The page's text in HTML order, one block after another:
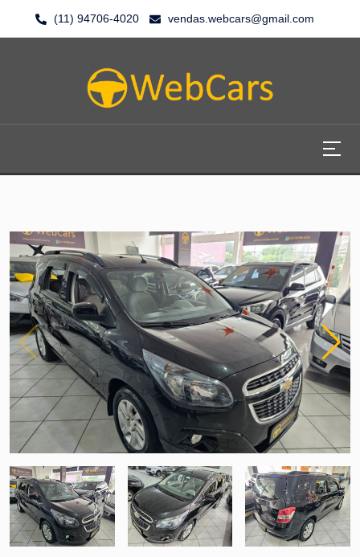
(11) 94706-4020 vendas.webcars@gmail.com
SEMINOVOS
FINANCIAMENTO
VENDA SEU VEÍCULO
SEGURO
CONTATO